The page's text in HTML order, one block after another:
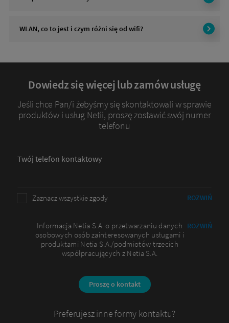
WLAN, co to jest i czym różni się od wifi?
Dowiedz się więcej lub zamów usługę
Jeśli chce Pan/i żebyśmy się skontaktowali w sprawie
produktów i usług Netii, proszę zostawić swój numer
telefonu
Twój telefon kontaktowy
Zaznacz wszystkie zgody ROZWIŃ
Informacja Netia S.A. o przetwarzaniu danych
osobowych osób zainteresowanych usługami i
produktami Netia S.A./podmiotów trzecich
współpracujących z Netia S.A.
ROZWIŃ
Proszę o kontakt
Preferujesz inne formy kontaktu?
Nowi klienci
Podaj adres, aby dopasować ofertę do Twojej
Miejscowość